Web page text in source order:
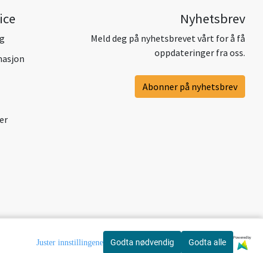
Godta nødvendig Godta alle
Powered by
Juster innstillingene
Nyhetsbrev
Meld deg på nyhetsbrevet vårt for å få
oppdateringer fra oss.
Abonner på nyhetsbrev